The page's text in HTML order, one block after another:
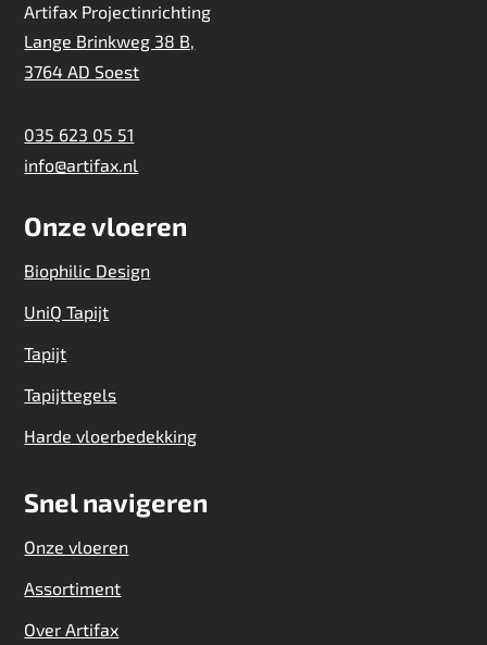
Artifax Projectinrichting
Lange Brinkweg 38 B,
3764 AD Soest
035 623 05 51
info@artifax.nl
Onze vloeren
Biophilic Design
UniQ Tapijt
Tapijt
Tapijttegels
Harde vloerbedekking
Snel navigeren
Onze vloeren
Assortiment
Over Artifax